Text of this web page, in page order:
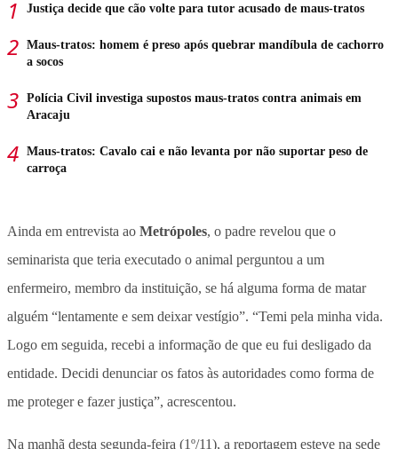
Justiça decide que cão volte para tutor acusado de maus-tratos
Maus-tratos: homem é preso após quebrar mandíbula de cachorro
a socos
Polícia Civil investiga supostos maus-tratos contra animais em
Aracaju
Maus-tratos: Cavalo cai e não levanta por não suportar peso de
carroça
Ainda em entrevista ao Metrópoles, o padre revelou que o
seminarista que teria executado o animal perguntou a um
enfermeiro, membro da instituição, se há alguma forma de matar
alguém “lentamente e sem deixar vestígio”. “Temi pela minha vida.
Logo em seguida, recebi a informação de que eu fui desligado da
entidade. Decidi denunciar os fatos às autoridades como forma de
me proteger e fazer justiça”, acrescentou.
Na manhã desta segunda-feira (1º/11), a reportagem esteve na sede